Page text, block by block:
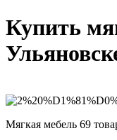
Купить
Мягкая мебель 69